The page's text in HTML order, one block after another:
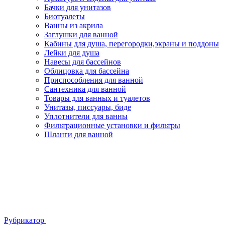
Бачки для унитазов
Биотуалеты
Ванны из акрила
Заглушки для ванной
Кабины для душа, перегородки,экраны и поддоны
Лейки для душа
Навесы для бассейнов
Облицовка для бассейна
Приспособления для ванной
Сантехника для ванной
Товары для ванных и туалетов
Унитазы, писсуары, биде
Уплотнители для ванны
Фильтрационные установки и фильтры
Шланги для ванной
Рубрикатор